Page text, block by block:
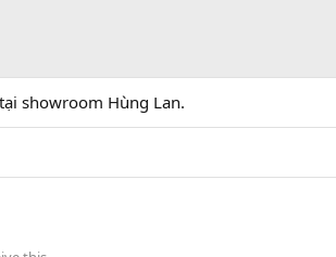
showroom Hùng Lan.